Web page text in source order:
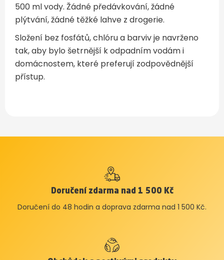
500 ml vody. Žádné předávkování, žádné
plýtvání, žádné těžké lahve z drogerie.
Složení bez fosfátů, chlóru a barviv je navrženo
tak, aby bylo šetrnější k odpadním vodám i
domácnostem, které preferují zodpovědnější
přístup.
Doručení zdarma nad 1 500 Kč
Doručení do 48 hodin a doprava zdarma nad 1 500 Kč.